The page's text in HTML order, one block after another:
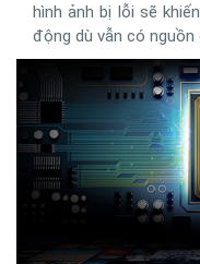
hình ảnh bị lỗi sẽ
động dù vẫn có nguồn